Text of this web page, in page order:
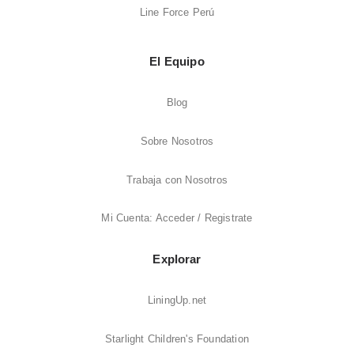
Line Force Perú
El Equipo
Blog
Sobre Nosotros
Trabaja con Nosotros
Mi Cuenta: Acceder / Registrate
Explorar
LiningUp.net
Starlight Children's Foundation